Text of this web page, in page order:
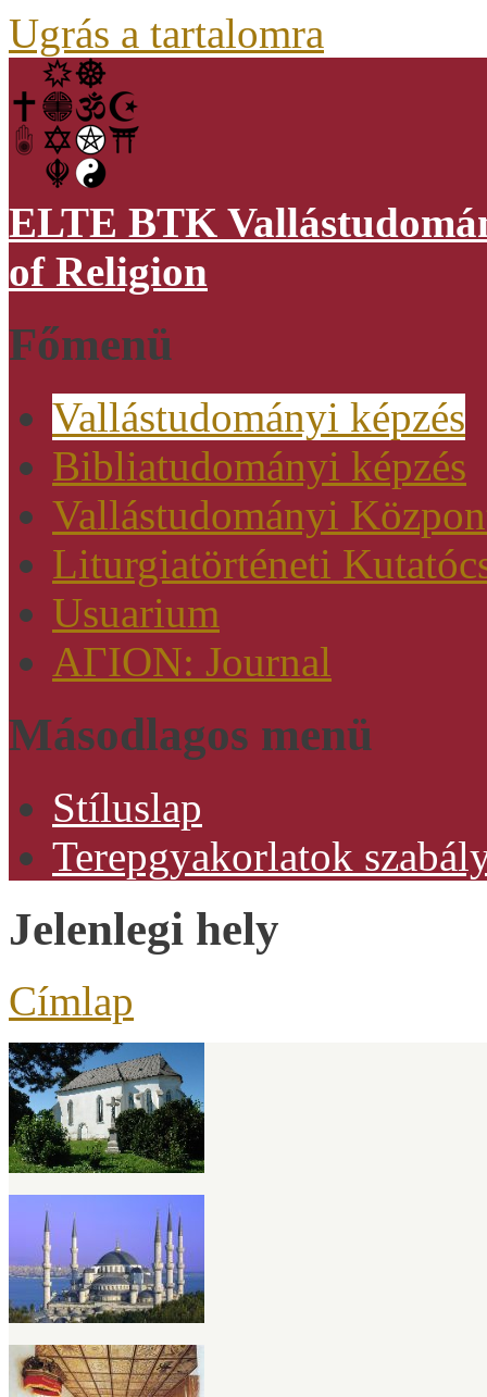
Ugrás a tartalomra
ELTE BTK
of Religion
Főmenü
Vallástudományi képzés
Bibliatudományi képzés
Vallástudományi
Liturgiatörténeti
Usuarium
AΓION: Journal
Másodlagos menü
Stíluslap
Terepgyakorlatok
Jelenlegi hely
Címlap